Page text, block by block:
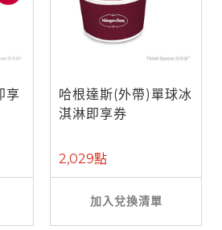
享
哈根達斯(外帶)單球冰
淇淋即享券
2,029點
加入兌換清單